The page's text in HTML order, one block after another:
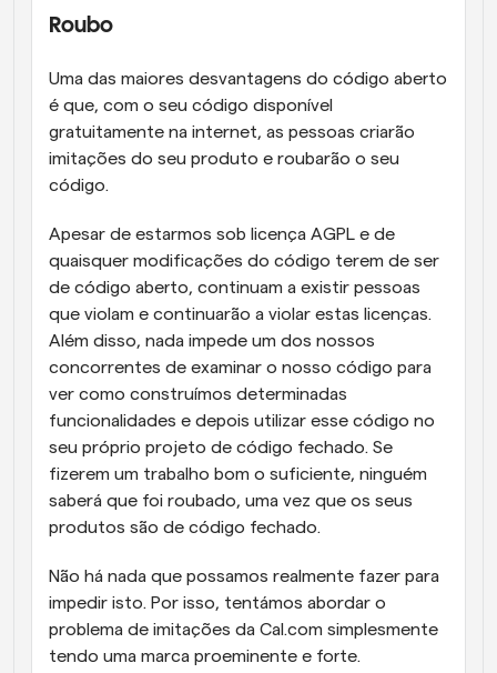
Roubo
Uma das maiores desvantagens do código aberto
é que, com o seu código disponível
gratuitamente na internet, as pessoas criarão
imitações do seu produto e roubarão o seu
código.
Apesar de estarmos sob licença AGPL e de
quaisquer modificações do código terem de ser
de código aberto, continuam a existir pessoas
que violam e continuarão a violar estas licenças.
Além disso, nada impede um dos nossos
concorrentes de examinar o nosso código para
ver como construímos determinadas
funcionalidades e depois utilizar esse código no
seu próprio projeto de código fechado. Se
fizerem um trabalho bom o suficiente, ninguém
saberá que foi roubado, uma vez que os seus
produtos são de código fechado.
Não há nada que possamos realmente fazer para
impedir isto. Por isso, tentámos abordar o
problema de imitações da Cal.com simplesmente
tendo uma marca proeminente e forte.